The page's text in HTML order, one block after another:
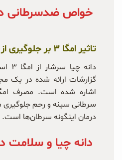
خواص ضدسرطانی
تاثیر امگا ۳ بر جلوگیری از سرطان سینه و رحم
گزارشات ارائه شده در یک
سرطانی سینه و رحم جلوگیری
درمان اینگونه سرطان‌ها است.
دانه چیا و سلامت